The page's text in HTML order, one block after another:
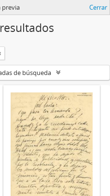
previa Cerrar
de búsqueda